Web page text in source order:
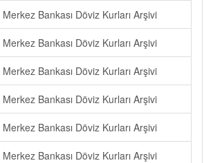
Bankası Döviz Kurları Arşivi
Bankası Döviz Kurları Arşivi
Bankası Döviz Kurları Arşivi
Bankası Döviz Kurları Arşivi
Bankası Döviz Kurları Arşivi
Bankası Döviz Kurları Arşivi